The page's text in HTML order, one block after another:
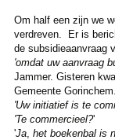
Om half een zijn we
verdreven. Er is
de subsidieaanvraag
'omdat uw aanvraag
Jammer. Gisteren
Gemeente Gorinchem.
'Uw initiatief is te
'Te commercieel?'
'Ja, het boekenbal is